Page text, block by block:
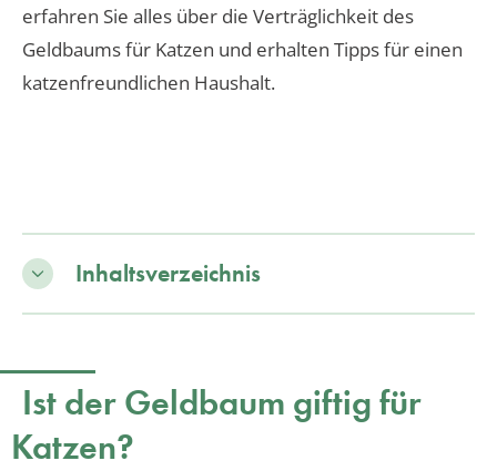
erfahren Sie alles über die Verträglichkeit des
Geldbaums für Katzen und erhalten Tipps für einen
katzenfreundlichen Haushalt.
Inhaltsverzeichnis
Ist der Geldbaum giftig für
Katzen?